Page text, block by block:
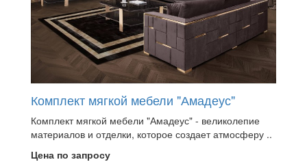
Комплект мягкой мебели "Амадеус"
Комплект мягкой мебели "Амадеус" - великолепие
материалов и отделки, которое создает атмосферу ..
Цена по запросу